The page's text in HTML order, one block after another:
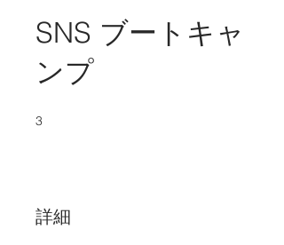
SNS ブートキャ
ンプ
3
詳細